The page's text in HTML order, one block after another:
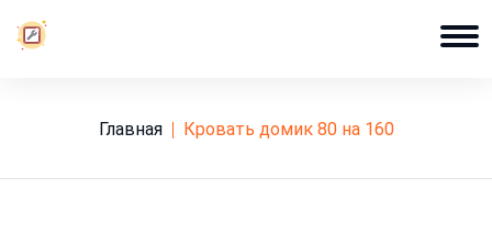
Главная кровать домик 80 на 160